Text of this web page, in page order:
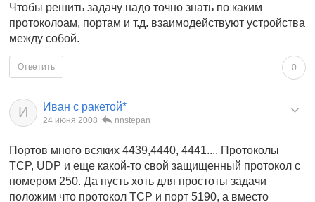
Чтобы решить задачу надо точно знать по каким
протоколоам, портам и т.д. взаимодействуют устройства
между собой.
0
Ответить
И Иван с ракетой*
24 июня 2008 nnstepan
Портов много всяких 4439,4440, 4441.... Протоколы
TCP, UDP и еще какой-то свой защищенный протокол с
номером 250. Да пусть хоть для простоты задачи
положим что протокол TCP и порт 5190, а вместо